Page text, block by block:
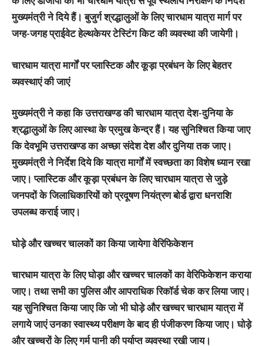
मुख्यमंत्री ने दिये हैं। बुजुर्ग श्रद्धालुओं के लिए चारधाम यात्रा मार्ग पर
जग्ह-जगह प्राईवेट हेल्थकेयर टेस्टिंग किट की व्यवस्था की जायेगी।
चारधाम यात्रा मार्गों पर प्लास्टिक और कूड़ा प्रबंधन के लिए बेहतर
व्यवस्थाएं की जाएं
मुख्यमंत्री ने कहा कि उत्तराखण्ड की चारधाम यात्रा देश-दुनिया के
श्रद्धालुओं के लिए आस्था के प्रमुख केन्द्र हैं। यह सुनिश्चित किया जाए
कि देवभूमि उत्तराखण्ड का अच्छा संदेश देश और दुनिया तक जाए।
मुख्यमंत्री ने निर्देश दिये कि यात्रा मार्गों में स्वच्छता का विशेष ध्यान रखा
जाए। प्लास्टिक और कूड़ा प्रबंधन के लिए चारधाम यात्रा से जुड़े
जनपदों के जिलाधिकारियों को प्रदूषण नियंत्रण बोर्ड द्वारा धनराशि
उपलब्ध कराई जाए।
घोड़े और खच्चर चालकों का किया जायेगा वेरिफिकेशन
चारधाम यात्रा के लिए घोड़ा और खच्चर चालकों का वेरिफिकेशन कराया
जाए। तथा सभी का पुलिस और आपराधिक रिकॉर्ड चेक कर लिया जाए।
यह सुनिश्चित किया जाए कि जो भी घोड़े और खच्चर चारधाम यात्रा में
लगाये जाएं उनका स्वास्थ्य परीक्षण के बाद ही पंजीकरण किया जाए। घोड़े
और खच्चरों के लिए गर्म पानी की पर्याप्त व्यवस्था रखी जाय।